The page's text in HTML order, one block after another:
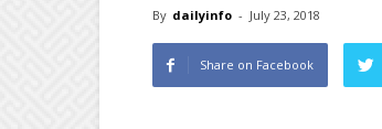
By dailyinfo - July 23, 2018
Share on Facebook